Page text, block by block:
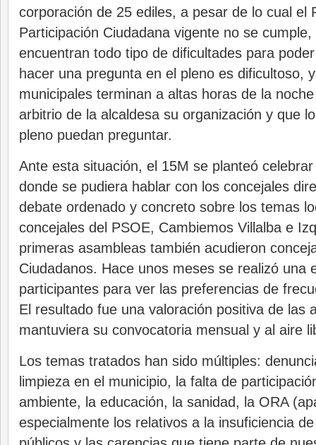
corporación de 25 ediles, a pesar de lo cual el
Participación Ciudadana vigente no se
encuentran todo tipo de dificultades para
hacer una pregunta en el pleno es dificultoso,
municipales terminan a altas horas de la
arbitrio de la alcaldesa su organización y que
pleno puedan preguntar.
Ante esta situación, el 15M se planteó
donde se pudiera hablar con los concejales
debate ordenado y concreto sobre los temas
concejales del PSOE, Cambiemos Villalba e
primeras asambleas también acudieron
Ciudadanos. Hace unos meses se realizó una
participantes para ver las preferencias de
El resultado fue una valoración positiva de las
mantuviera su convocatoria mensual y al aire
Los temas tratados han sido múltiples:
limpieza en el municipio, la falta de
ambiente, la educación, la sanidad, la ORA
especialmente los relativos a la insuficiencia